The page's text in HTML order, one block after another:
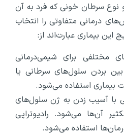
نوع سرطان خونی که فرد به آن
درمانی متفاوتی را انتخاب
بیماری عبارت‌اند از:
مختلفی برای شیمی‌درمانی
بردن سلول‌های سرطانی یا
استفاده می‌شود.
با آسیب زدن به ژن سلول‌های
آن‌ها می‌شود. رادیوتراپی
استفاده می‌شود.